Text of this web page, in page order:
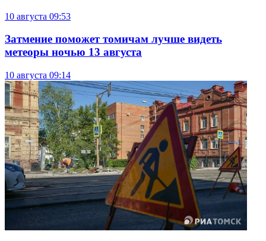
10 августа 09:53
Затмение поможет томичам лучше видеть
метеоры ночью 13 августа
10 августа 09:14